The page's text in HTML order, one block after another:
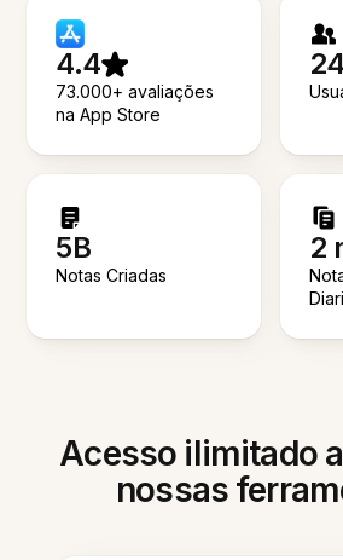
4.4
73.000+ avaliações
na App Store
5B
Notas Criadas
2
Acesso ilimitado
nossas